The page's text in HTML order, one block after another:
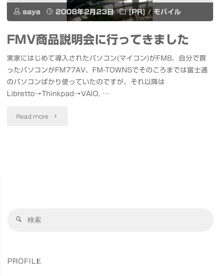
saya 2008年2月23日 [PR] / モバイル
FMV商品説明会に行ってきました
実家にはじめて導入されたパソコン(マイコン)がFM8、自分で買
ったパソコンがFM77AV、FM-TOWNSでそのころまでは富士通
のパソコンぱかり使っていたのですが、それ以降は
Libretto→Thinkpad→VAIO, …
Read more "FMV
検
PROFILE